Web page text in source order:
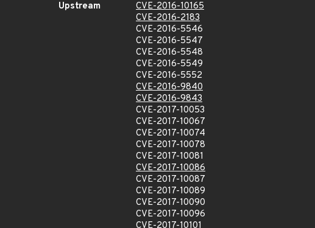
Upstream
CVE-2016-10165
CVE-2016-2183
CVE-2016-5546
CVE-2016-5547
CVE-2016-5548
CVE-2016-5549
CVE-2016-5552
CVE-2016-9840
CVE-2016-9843
CVE-2017-10053
CVE-2017-10067
CVE-2017-10074
CVE-2017-10078
CVE-2017-10081
CVE-2017-10086
CVE-2017-10087
CVE-2017-10089
CVE-2017-10090
CVE-2017-10096